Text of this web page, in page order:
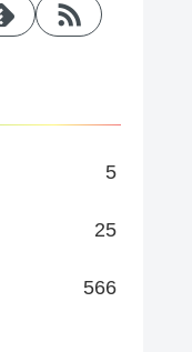
5
25
566